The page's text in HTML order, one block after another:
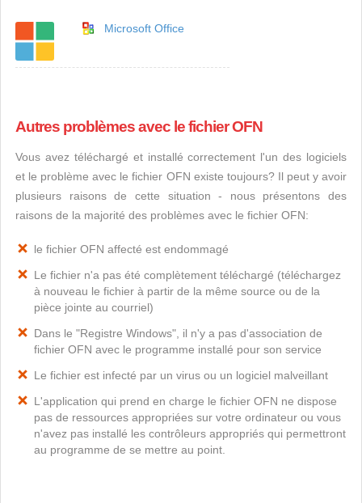
Microsoft Office
Autres problèmes avec le fichier OFN
Vous avez téléchargé et installé correctement l'un des logiciels
et le problème avec le fichier OFN existe toujours? Il peut y avoir
plusieurs raisons de cette situation - nous présentons des
raisons de la majorité des problèmes avec le fichier OFN:
le fichier OFN affecté est endommagé
Le fichier n'a pas été complètement téléchargé (téléchargez
à nouveau le fichier à partir de la même source ou de la
pièce jointe au courriel)
Dans le "Registre Windows", il n'y a pas d'association de
fichier OFN avec le programme installé pour son service
Le fichier est infecté par un virus ou un logiciel malveillant
L'application qui prend en charge le fichier OFN ne dispose
pas de ressources appropriées sur votre ordinateur ou vous
n'avez pas installé les contrôleurs appropriés qui permettront
au programme de se mettre au point.